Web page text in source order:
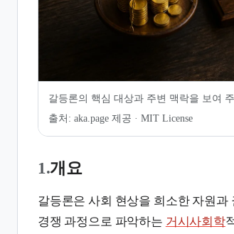
갈등론의 핵심 대상과 주변 맥락을 보여
출처: aka.page 제공 · MIT License
1.개요
갈등론은 사회 현상을 희소한 자원
경쟁 과정으로 파악하는 거시사회학